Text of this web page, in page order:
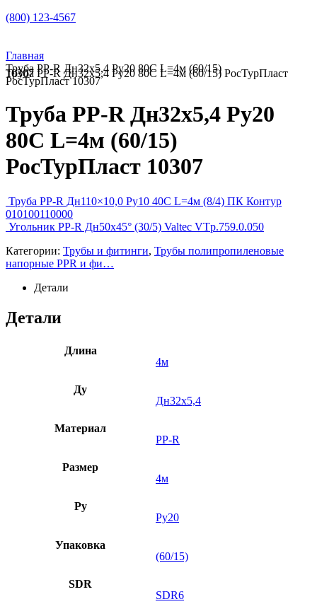
(800) 123-4567
Главная
Труба PP-R Дн32х5,4 Ру20 80C L=4м (60/15)
РосТурПласт 10307
Труба PP-R Дн32х5,4 Ру20 80C L=4м (60/15) РосТурПласт 10307
Труба PP-R Дн32х5,4 Ру20
80C L=4м (60/15)
РосТурПласт 10307
Труба PP-R Дн110×10,0 Ру10 40C L=4м (8/4) ПК Контур
010100110000
Угольник PP-R Дн50х45° (30/5) Valtec VTp.759.0.050
Категории: Трубы и фитинги, Трубы полипропиленовые
напорные PPR и фи…
Детали
Детали
Длина
4м
Ду
Дн32х5,4
Материал
PP-R
Размер
4м
Ру
Ру20
Упаковка
(60/15)
SDR
SDR6